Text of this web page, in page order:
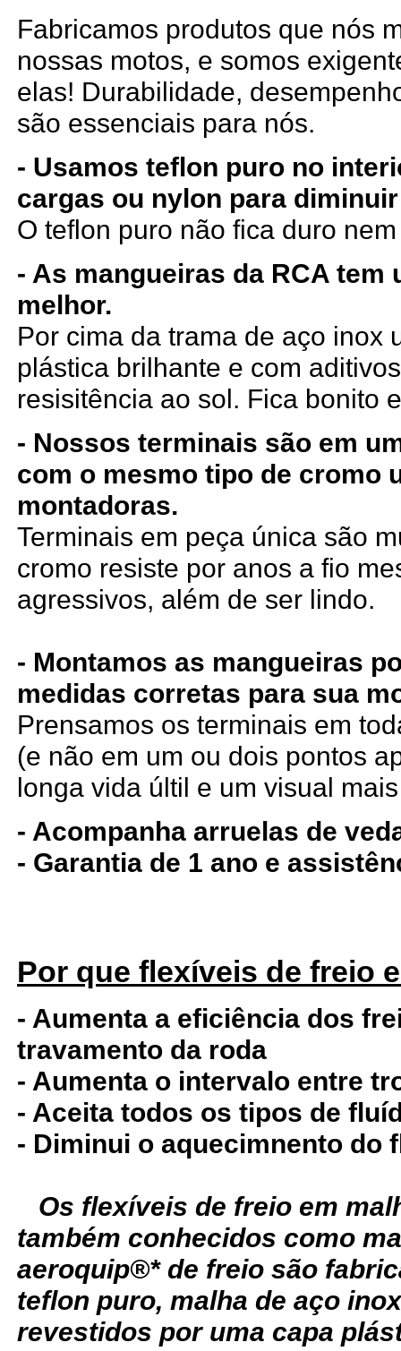
Fabricamos produtos que nós
nossas motos, e somos
elas! Durabilidade,
são essenciais para nós.
- Usamos teflon puro no
cargas ou nylon para
O teflon puro não fica duro
- As mangueiras da RCA tem
melhor.
Por cima da trama de aço inox
plástica brilhante e com
resisitência ao sol. Fica bonito
- Nossos terminais são em
com o mesmo tipo de cromo
montadoras.
Terminais em peça única são
cromo resiste por anos a fio
agressivos, além de ser lindo.
- Montamos as mangueiras
medidas corretas para sua
Prensamos os terminais em
(e não em um ou dois pontos
longa vida últil e um visual
- Acompanha arruelas de
- Garantia de 1 ano e
Por que flexíveis de freio
- Aumenta a eficiência dos
travamento da roda
- Aumenta o intervalo entre
- Aceita todos os tipos de
- Diminui o aquecimnento do
Os flexíveis de freio em
também conhecidos como
aeroquip®* de freio são
teflon puro, malha de aço
revestidos por uma capa